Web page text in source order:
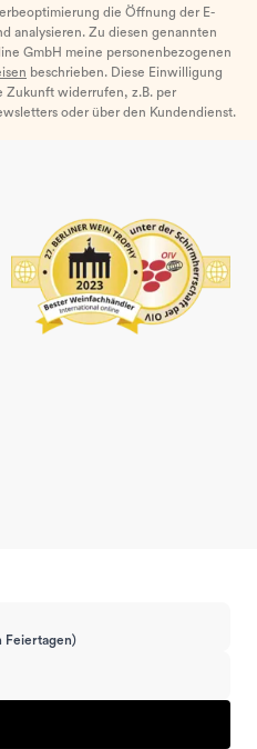
die Öffnung der E-
analysieren. Zu diesen genannten
GmbH meine personenbezogenen
beschrieben. Diese Einwilligung
Zukunft widerrufen, z.B. per
oder über den Kundendienst.
Feiertagen)